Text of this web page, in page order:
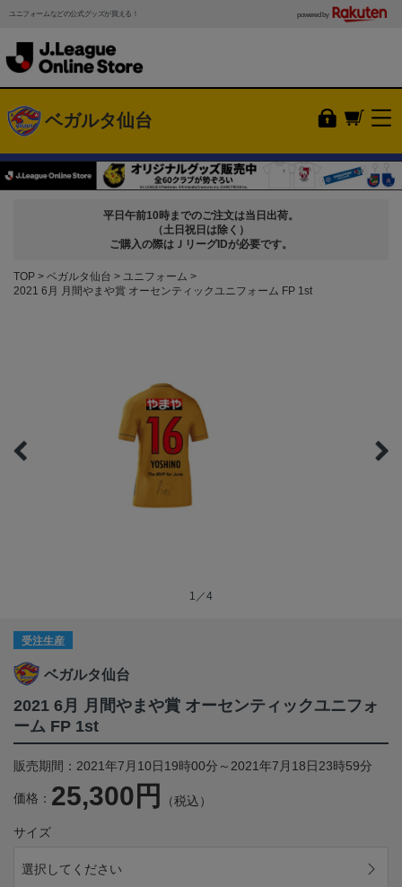
ユニフォームなどの公式グッズが買える！ powered by
ベガルタ仙台
平日午前10時までのご注文は当日出荷。
（土日祝日は除く）
ご購入の際はＪリーグIDが必要です。
TOP ベガルタ仙台
ユニフォーム
2021 6月 月間やまや賞 オーセンティックユニフォーム FP 1st
1／4
受注生産
ベガルタ仙台
2021 6月 月間やまや賞 オーセンティックユニフォ
ーム FP 1st
販売期間：2021年7月10日19時00分～2021年7月18日23時59分
価格： 25,300円 （税込）
サイズ
選択してください